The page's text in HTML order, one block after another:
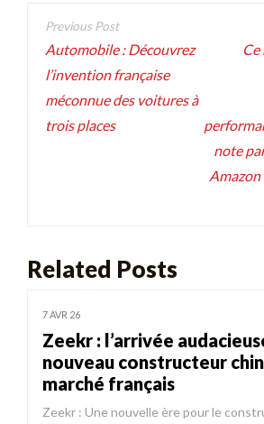
Navigation
de
l’article
Automobile : Découvrez
l’invention française
méconnue des voitures à
trois places
note
Amazon
Related Posts
7 AVR 26
Zeekr : l’arrivée
nouveau constructeur
marché français
Zeekr : Une nouvelle ère pour le